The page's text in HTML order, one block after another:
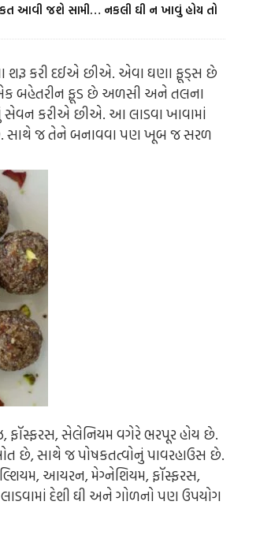
આવી જશે સામી… નકલી ઘી ન ખાવું હોય તો
શરૂ કરી દઈએ છીએ. એવા ઘણા ફૂડ્સ છે
બહેતરીન ફૂડ છે અળસી અને તલના
કરીએ છીએ. આ લાડવા ખાવામાં
છે. સાથે જ તેને બનાવવા પણ ખૂબ જ સરળ
ફૉસ્ફરસ, સેલેનિયમ વગેરે ભરપૂર હોય છે.
છે, સાથે જ પોષકતત્વોનું પાવરહાઉસ છે.
કેલ્શિયમ, આયરન, મેગ્નેશિયમ, ફૉસ્ફરસ,
દેશી ઘી અને ગોળનો પણ ઉપયોગ